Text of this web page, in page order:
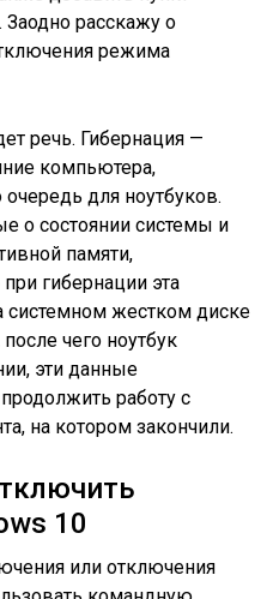
расскажу о
режима
речь. Гибернация —
компьютера,
для ноутбуков.
о состоянии системы и
памяти,
гибернации эта
системном жестком диске
чего ноутбук
эти данные
работу с
на котором закончили.
10
или отключения